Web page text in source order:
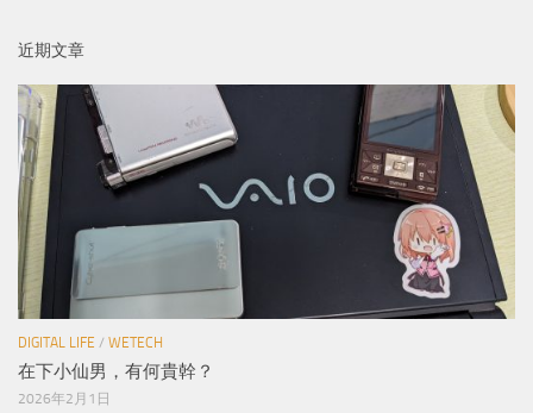
近期文章
DIGITAL LIFE / WETECH
在下小仙男，有何貴幹？
2026年2月1日